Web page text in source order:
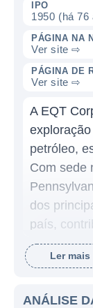
IPO
1950 (há 76
PÁGINA NA
Ver site ⇨
PÁGINA DE
Ver site ⇨
A EQT
petróleo,
Com sede
dos
país,
americano.
Ler mais
ANÁLISE